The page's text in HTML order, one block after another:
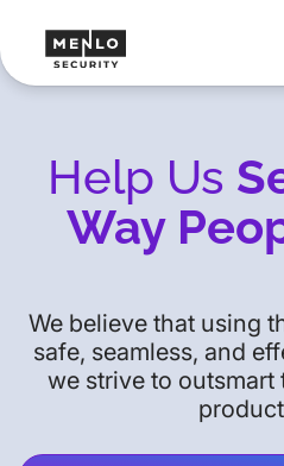
Help Us
Way
We believe that using
safe, seamless, and
we strive to outsmart